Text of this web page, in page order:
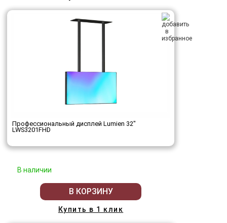
Профессиональный дисплей Lumien 32"
LWS3201FHD
В наличии
В КОРЗИНУ
Купить в 1 клик